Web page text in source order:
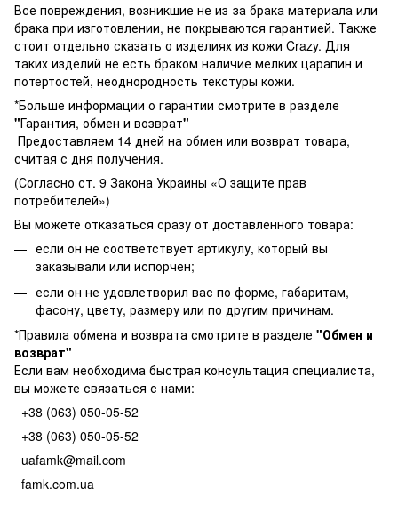
Все повреждения, возникшие не из-за брака материала или
брака при изготовлении, не покрываются гарантией. Также
стоит отдельно сказать о изделиях из кожи Crazy. Для
таких изделий не есть браком наличие мелких царапин и
потертостей, неоднородность текстуры кожи.
*Больше информации о гарантии смотрите в разделе
"Гарантия, обмен и возврат"
Предоставляем 14 дней на обмен или возврат товара,
считая с дня получения.
(Согласно ст. 9 Закона Украины «О защите прав
потребителей»)
Вы можете отказаться сразу от доставленного товара:
если он не соответствует артикулу, который вы
заказывали или испорчен;
если он не удовлетворил вас по форме, габаритам,
фасону, цвету, размеру или по другим причинам.
*Правила обмена и возврата смотрите в разделе "Обмен и
возврат"
Если вам необходима быстрая консультация специалиста,
вы можете связаться с нами:
+38 (063) 050-05-52
+38 (063) 050-05-52
uafamk@mail.com
famk.com.ua